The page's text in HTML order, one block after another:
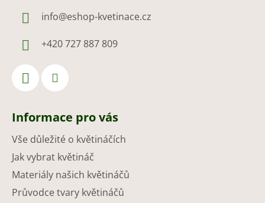
info@eshop-kvetinace.cz
+420 727 887 809
Informace pro vás
Vše důležité o květináčích
Jak vybrat květináč
Materiály našich květináčů
Průvodce tvary květináčů